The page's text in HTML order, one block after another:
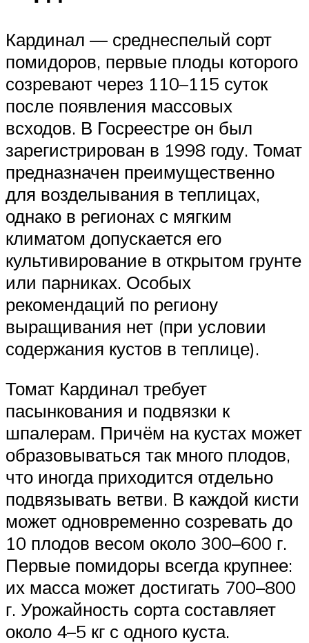
Кардинал — среднеспелый сорт
помидоров, первые плоды которого
созревают через 110–115 суток
после появления массовых
всходов. В Госреестре он был
зарегистрирован в 1998 году. Томат
предназначен преимущественно
для возделывания в теплицах,
однако в регионах с мягким
климатом допускается его
культивирование в открытом грунте
или парниках. Особых
рекомендаций по региону
выращивания нет (при условии
содержания кустов в теплице).
Томат Кардинал требует
пасынкования и подвязки к
шпалерам. Причём на кустах может
образовываться так много плодов,
что иногда приходится отдельно
подвязывать ветви. В каждой кисти
может одновременно созревать до
10 плодов весом около 300–600 г.
Первые помидоры всегда крупнее:
их масса может достигать 700–800
г. Урожайность сорта составляет
около 4–5 кг с одного куста.